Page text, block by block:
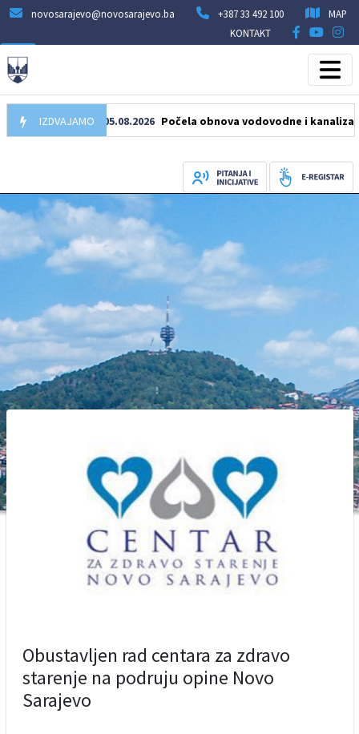
novosarajevo@novosarajevo.ba +387 33 492 100
MAP
KONTAKT
IZDVAJAMO
05.08.2026 Počela obnova vodovodne i kanalizacione
Obustavljen rad centara za zdravo
starenje na podruju opine Novo
Sarajevo